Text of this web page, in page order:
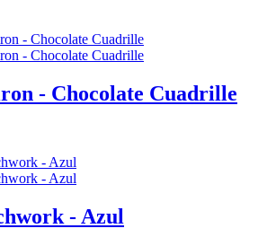
- Chocolate Cuadrille
- Azul